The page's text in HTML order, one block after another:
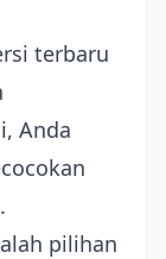
terbaru
Anda
pilihan